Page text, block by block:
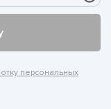
персональных